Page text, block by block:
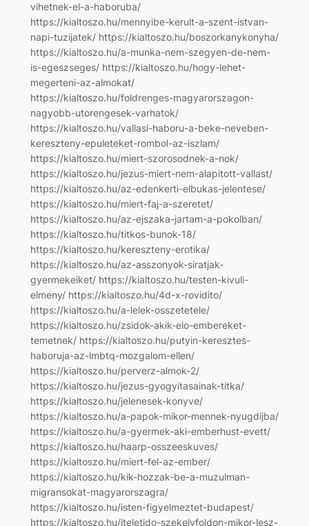
vihetnek-el-a-haboruba/
https://kialtoszo.hu/mennyibe-kerult-a-szent-istvan-
napi-tuzijatek/ https://kialtoszo.hu/boszorkanykonyha/
https://kialtoszo.hu/a-munka-nem-szegyen-de-nem-
is-egeszseges/ https://kialtoszo.hu/hogy-lehet-
megerteni-az-almokat/
https://kialtoszo.hu/foldrenges-magyarorszagon-
nagyobb-utorengesek-varhatok/
https://kialtoszo.hu/vallasi-haboru-a-beke-neveben-
kereszteny-epuleteket-rombol-az-iszlam/
https://kialtoszo.hu/miert-szorosodnek-a-nok/
https://kialtoszo.hu/jezus-miert-nem-alapitott-vallast/
https://kialtoszo.hu/az-edenkerti-elbukas-jelentese/
https://kialtoszo.hu/miert-faj-a-szeretet/
https://kialtoszo.hu/az-ejszaka-jartam-a-pokolban/
https://kialtoszo.hu/titkos-bunok-18/
https://kialtoszo.hu/kereszteny-erotika/
https://kialtoszo.hu/az-asszonyok-siratjak-
gyermekeiket/ https://kialtoszo.hu/testen-kivuli-
elmeny/ https://kialtoszo.hu/4d-x-rovidito/
https://kialtoszo.hu/a-lelek-osszetetele/
https://kialtoszo.hu/zsidok-akik-elo-embereket-
temetnek/ https://kialtoszo.hu/putyin-keresztes-
haboruja-az-lmbtq-mozgalom-ellen/
https://kialtoszo.hu/perverz-almok-2/
https://kialtoszo.hu/jezus-gyogyitasainak-titka/
https://kialtoszo.hu/jelenesek-konyve/
https://kialtoszo.hu/a-papok-mikor-mennek-nyugdijba/
https://kialtoszo.hu/a-gyermek-aki-emberhust-evett/
https://kialtoszo.hu/haarp-osszeeskuves/
https://kialtoszo.hu/miert-fel-az-ember/
https://kialtoszo.hu/kik-hozzak-be-a-muzulman-
migransokat-magyarorszagra/
https://kialtoszo.hu/isten-figyelmeztet-budapest/
https://kialtoszo.hu/iteletido-szekelyfoldon-mikor-lesz-